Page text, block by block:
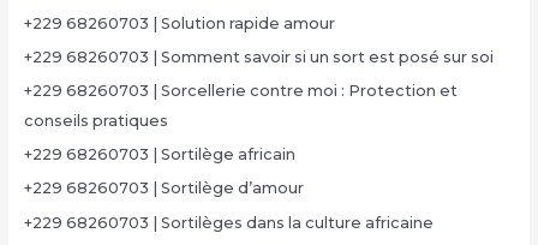
+229 68260703 | Solution rapide amour
+229 68260703 | Somment savoir si un sort est posé sur soi
+229 68260703 | Sorcellerie contre moi : Protection et
conseils pratiques
+229 68260703 | Sortilège africain
+229 68260703 | Sortilège d’amour
+229 68260703 | Sortilèges dans la culture africaine